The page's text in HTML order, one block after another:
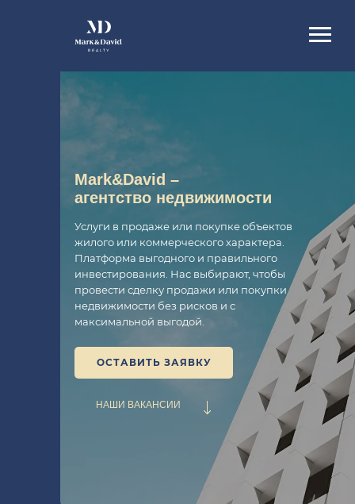
Mark&David –
агентство недвижимости
Услуги в продаже или покупке объектов
жилого или коммерческого характера.
Платформа выгодного и правильного
инвестирования. Нас выбирают, чтобы
провести сделку продажи или покупки
недвижимости без рисков и с
максимальной выгодой.
ОСТАВИТЬ ЗАЯВКУ
НАШИ ВАКАНСИИ